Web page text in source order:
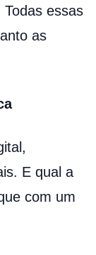
essas
as
E qual a
com um